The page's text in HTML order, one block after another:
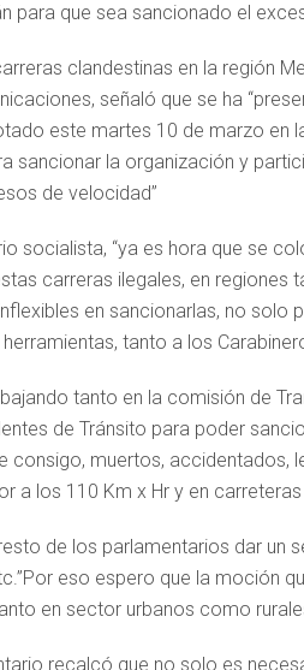
para que sea sancionado el
clandestinas en la región
señaló que se ha
este martes 10 de marzo en
sancionar la organización y
de velocidad”
socialista, “ya es hora que se
carreras ilegales, en regiones
en sancionarlas, no
tanto a los
tanto en la comisión de
de Tránsito para poder
consigo, muertos, accidentados,
a los 110 Km x Hr y en
de los parlamentarios dar un
eso espero que la moción
en sector urbanos como
recalcó que no solo es